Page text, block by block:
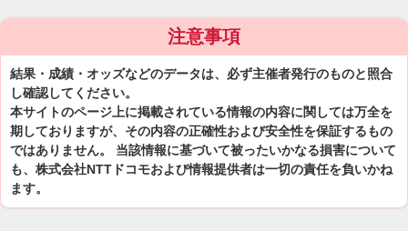
注意事項
結果・成績・オッズなどのデータは、必ず主催者発行のものと照合
し確認してください。
本サイトのページ上に掲載されている情報の内容に関しては万全を
期しておりますが、その内容の正確性および安全性を保証するもの
ではありません。 当該情報に基づいて被ったいかなる損害について
も、株式会社NTTドコモおよび情報提供者は一切の責任を負いかね
ます。